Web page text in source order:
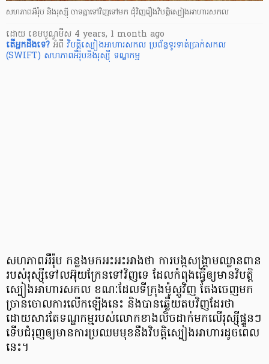
សហភាពអឺរ៉ុប និងរុស្ស៊ី ចាទគ្នាទៅវិញទៅមក ជុំវិញរឿងវិបត្តិស្បៀងអាហារសកល
ដោយ ​ ខេមបូណូមីស 4 years, 1 month ago
តើ​អ្នក​ដឹងទេ? អំពី វិបត្តិស្បៀងអាហារសកល ប្រព័ន្ធទូរទាត់ប្រាក់សកល
(SWIFT) សហភាពអឺរ៉ុបនិងរុស្ស៊ី ទណ្ឌកម្ម
សហភាព​អឺរ៉ុប កន្លង​មក​អះ​អះអាង​ថា ការ​បង្ក​សង្គ្រាម​ឈ្លានពាន​
របស់​រុ​ស្ស៊ី​ទៅ​ល​អ៊ុយ​ក្រែ​ន​ទៅ​វិញ​ទេ ដែល​កំពុង​ធ្វើ​ឲ្យ​មាន​វិបត្តិ​
ស្បៀងអាហារ​សកល ខណៈ​ដែល​ទីក្រុង​ម៉ូ​ស្គូ​វិញ តែង​ចេញ​មក​
ច្រាន​ចោលការ​លើក​ឡើង​នេះ និង​បាន​ឆ្លើយ​តប​វិញ​ដែរ​ថា
ដោយសារ​តែ​ទណ្ឌកម្ម​របស់​លោក​ខាងលិច​ដាក់​មក​លើ​រុ​ស្ស៊ី​ផ្ទួន​ៗ
ទើប​ជំរុញ​ឲ្យ​មានការ​ប្រឈម​មុខ​នឹង​វិបត្តិ​ស្បៀងអាហារ​ដូច​ពេល​
នេះ​។